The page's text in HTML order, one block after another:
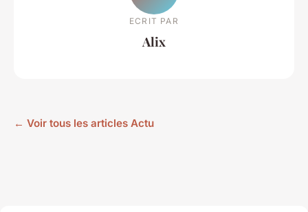
ECRIT PAR
Alix
← Voir tous les articles Actu